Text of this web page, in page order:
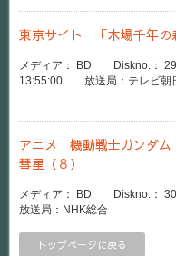
東京サイト 「木場千年の
メディア： BD Diskno.：
13:55:00 放送局：テレビ朝
アニメ 機動戦士ガンダ
彗星（８）
メディア： BD Diskno.：
放送局：NHK総合
トップページに戻る